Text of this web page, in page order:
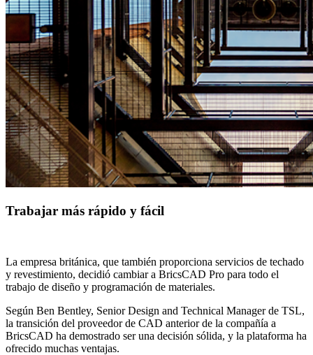
Trabajar más rápido y fácil
La empresa británica, que también proporciona servicios de techado
y revestimiento, decidió cambiar a BricsCAD Pro para todo el
trabajo de diseño y programación de materiales.
Según Ben Bentley, Senior Design and Technical Manager de TSL,
la transición del proveedor de CAD anterior de la compañía a
BricsCAD ha demostrado ser una decisión sólida, y la plataforma ha
ofrecido muchas ventajas.